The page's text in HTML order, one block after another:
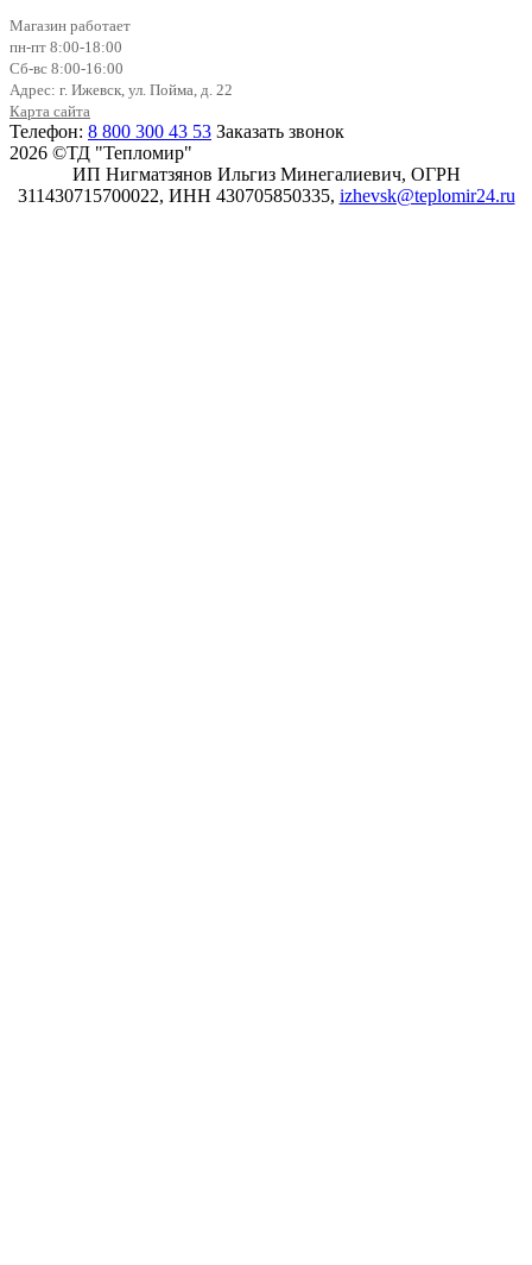
Магазин работает
пн-пт 8:00-18:00
Сб-вс 8:00-16:00
Адрес: г. Ижевск, ул. Пойма, д. 22
Карта сайта
Телефон: 8 800 300 43 53 Заказать звонок
2026 ©ТД "Тепломир"
ИП Нигматзянов Ильгиз Минегалиевич, ОГРН
311430715700022, ИНН 430705850335, izhevsk@teplomir24.ru